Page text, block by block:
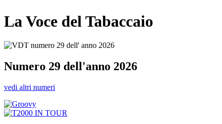
La Voce del Tabaccaio
Numero 29 dell'anno 2026
vedi altri numeri